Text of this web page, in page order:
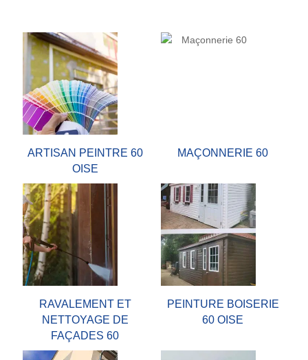
ARTISAN PEINTRE 60
OISE
MAÇONNERIE 60
RAVALEMENT ET
NETTOYAGE DE
FAÇADES 60
PEINTURE BOISERIE
60 OISE